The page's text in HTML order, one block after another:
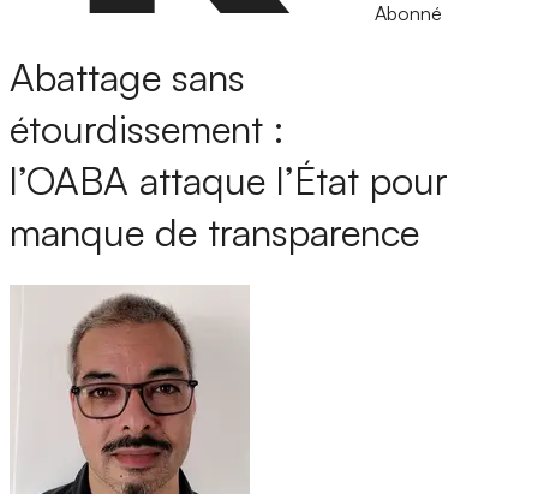
Abonné
Abattage sans
étourdissement :
l’OABA attaque l’État pour
manque de transparence